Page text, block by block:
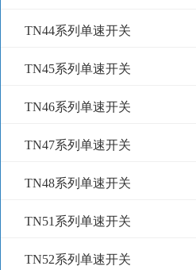
TN44系列单速开关
TN45系列单速开关
TN46系列单速开关
TN47系列单速开关
TN48系列单速开关
TN51系列单速开关
TN52系列单速开关